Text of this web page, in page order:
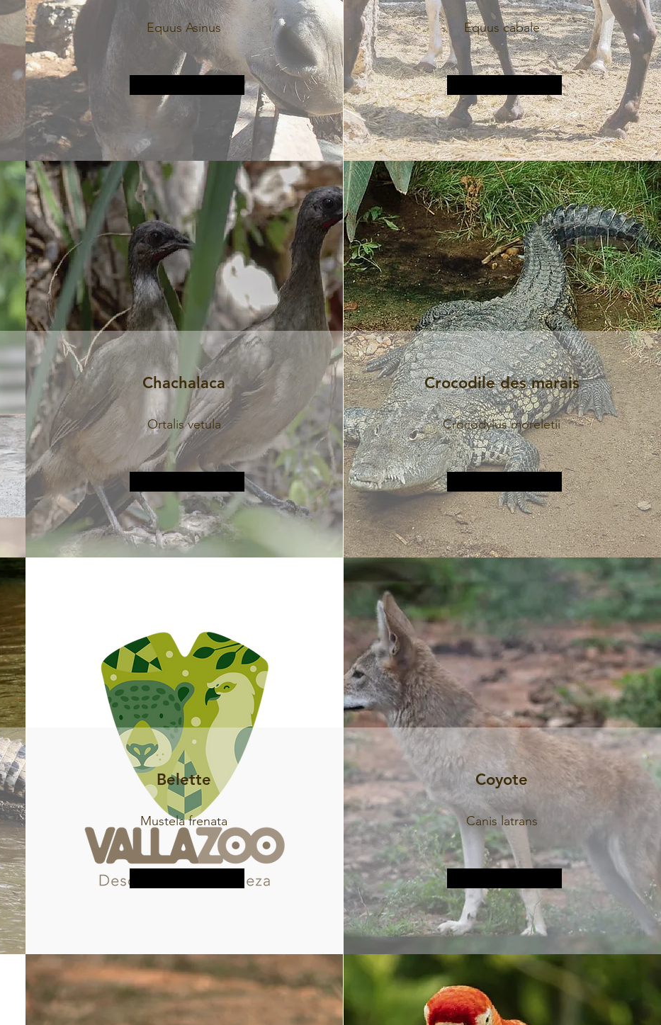
Equus Asinus Equus cabale
Plus d&#39;informations
Chachalaca
Ortalis vetula
Crocodile des marais
Crocodylus moreletii
Plus d&#39;informations
Belette
Mustela frenata
Plus d&#39;informations
Coyote
Canis latrans